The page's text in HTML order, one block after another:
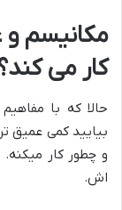
مکانیسم
کار می
حالا که با
بیایید کمی عمیق
و چطور کار میکنه.
اش.